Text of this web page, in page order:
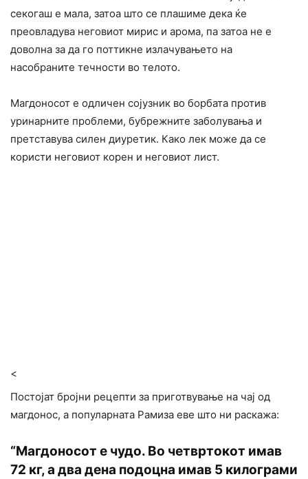
секогаш е мала, затоа што се плашиме дека ќе
преовладува неговиот мирис и арома, па затоа не е
доволна за да го поттикне излачувањето на
насобраните течности во телото.
Магдоносот е одличен сојузник во борбата против
уринарните проблеми, бубрежните заболувања и
претставува силен диуретик. Како лек може да се
користи неговиот корен и неговиот лист.
<
Постојат бројни рецепти за приготвување на чај од
магдонос, а популарната Рамиза еве што ни раскажа:
“Магдоносот е чудо. Во четвртокот имав
72 кг, а два дена подоцна имав 5 килограми